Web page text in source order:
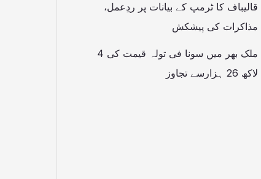
قالیباف کا ٹرمپ کے بیانات پر ردِعمل،
مذاکرات کی پیشکش
ملک بھر میں سونا فی تولہ قیمت کی 4
لاکھ 26 ہزارسے تجاوز